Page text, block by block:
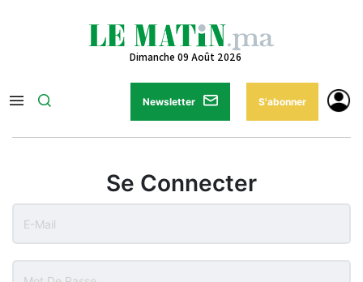
Dimanche 09 Août 2026
Newsletter S'abonner
Se Connecter